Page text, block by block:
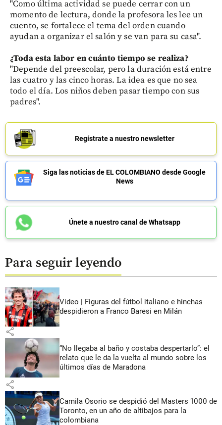
"Como última actividad se puede cerrar con un
momento de lectura, donde la profesora les lee un
cuento, se fortalece el tema del orden cuando
ayudan a organizar el salón y se van para su casa".
¿Toda esta labor en cuánto tiempo se realiza?
"Depende del preescolar, pero la duración está entre
las cuatro y las cinco horas. La idea es que no sea
todo el día. Los niños deben pasar tiempo con sus
padres".
Regístrate a nuestro newsletter
Siga las noticias de EL COLOMBIANO desde Google
News
Únete a nuestro canal de Whatsapp
Para seguir leyendo
Video | Figuras del fútbol italiano e hinchas
despidieron a Franco Baresi en Milán
share
“No llegaba al baño y costaba despertarlo”: el
relato que le da la vuelta al mundo sobre los
últimos días de Maradona
share
Camila Osorio se despidió del Masters 1000 de
Toronto, en un año de altibajos para la
colombiana